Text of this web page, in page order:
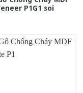
P1G1 soi